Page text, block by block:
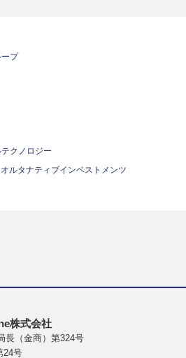
プ
クノロジー
ルタナティブインベストメンツ
株式会社
長（金商）第324号
24号